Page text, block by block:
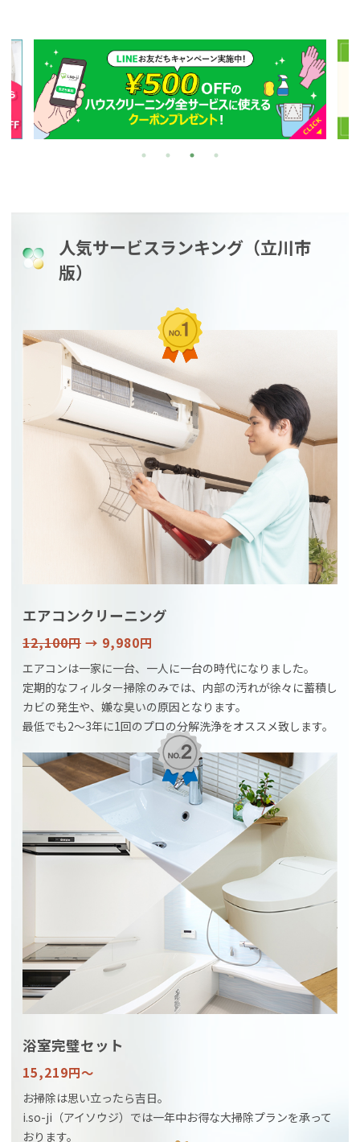
人気サービスランキング（立川市
版）
エアコンクリーニング
12,100円 → 9,980円
エアコンは一家に一台、一人に一台の時代になりました。
定期的なフィルター掃除のみでは、内部の汚れが徐々に蓄積し
カビの発生や、嫌な臭いの原因となります。
最低でも2〜3年に1回のプロの分解洗浄をオススメ致します。
浴室完璧セット
15,219円〜
お掃除は思い立ったら吉日。
i.so-ji（アイソウジ）では一年中お得な大掃除プランを承って
おります。